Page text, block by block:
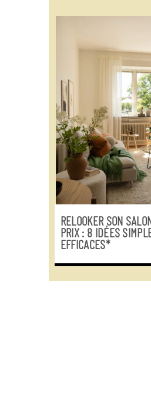
RELOOKER SON
PRIX : 8 IDÉES
EFFICACES*